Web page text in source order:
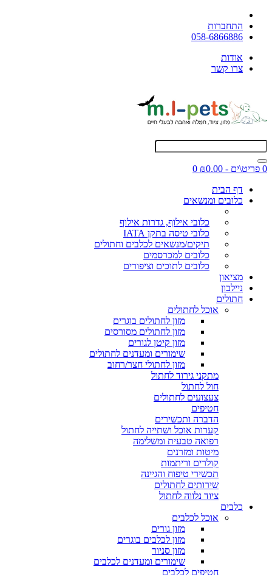
התחברות
058-6866886
אודות
צרו קשר
0 פריט\ים - ₪0.00
0
דף הבית
כלובים ומנשאים
כלובי אילוף, גדרות אילוף
כלובי טיסה בתקן IATA
תיקים/מנשאים לכלבים וחתולים
כלובים למכרסמים
כלובים לתוכים וציפורים
מציאון
ניילבון
חתולים
אוכל לחתולים
מזון לחתולים בוגרים
מזון לחתולים מסורסים
מזון קיטן לגורים
שימורים ומעדנים לחתולים
מזון לחתולי חצר/רחוב
מתקני גירוד לחתול
חול לחתול
צעצועים לחתולים
חטיפים
הדברה ותכשירים
קערות אוכל ושתייה לחתול
רפואה טבעית ומשלימה
מיטות ומזרנים
קולרים וריתמות
תכשירי טיפוח והגיינה
שירותים לחתולים
ציוד נלווה לחתול
כלבים
אוכל לכלבים
מזון גורים
מזון לכלבים בוגרים
מזון סניור
שימורים ומעדנים לכלבים
חטיפים לכלבים